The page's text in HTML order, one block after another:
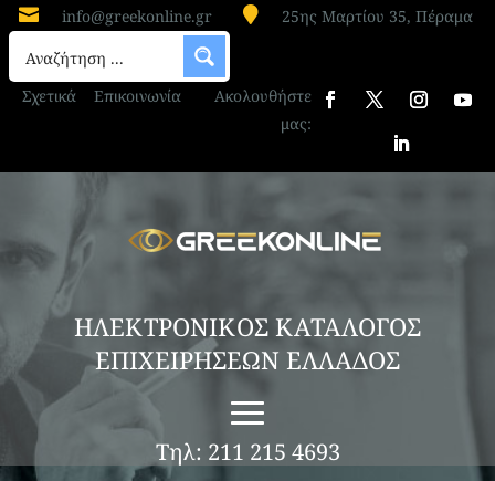
 info@greekonline.gr  25ης Μαρτίου 35, Πέραμα
Σχετικά Επικοινωνία
Ακολουθήστε
μας:
ΗΛΕΚΤΡΟΝΙΚΟΣ ΚΑΤΑΛΟΓΟΣ
ΕΠΙΧΕΙΡΗΣΕΩΝ ΕΛΛΑΔΟΣ
Τηλ: 211 215 4693